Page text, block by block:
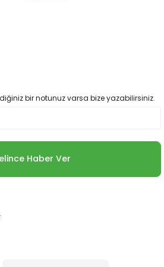
bir notunuz varsa bize yazabilirsiniz.
Haber Ver